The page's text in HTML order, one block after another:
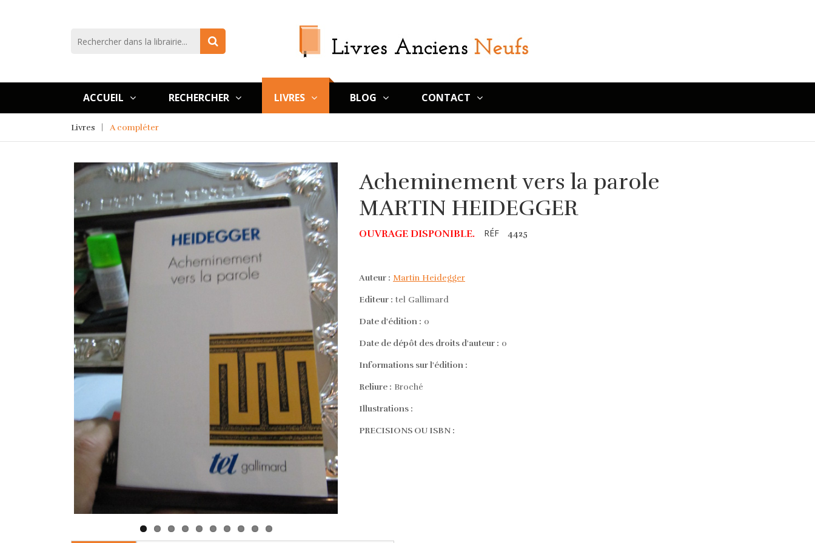
ACCUEIL RECHERCHER LIVRES BLOG CONTACT
Livres A compléter
Acheminement vers la parole
MARTIN HEIDEGGER
OUVRAGE DISPONIBLE. RÉF 4425
Auteur : Martin Heidegger
Editeur : tel Gallimard
Date d'édition : 0
Date de dépôt des droits d'auteur : 0
Informations sur l'édition :
Reliure : Broché
Illustrations :
PRECISIONS OU ISBN :